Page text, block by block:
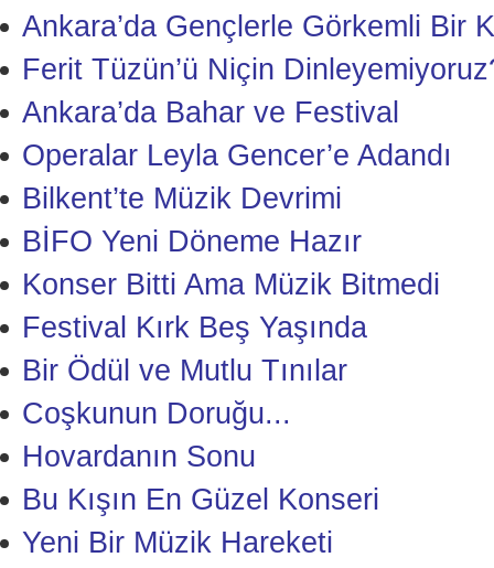
Ankara’da Gençlerle Görkemli Bir
Ferit Tüzün’ü Niçin
Ankara’da Bahar ve Festival
Operalar Leyla Gencer’e Adandı
Bilkent’te Müzik Devrimi
BİFO Yeni Döneme Hazır
Konser Bitti Ama Müzik Bitmedi
Festival Kırk Beş Yaşında
Bir Ödül ve Mutlu Tınılar
Coşkunun Doruğu...
Hovardanın Sonu
Bu Kışın En Güzel Konseri
Yeni Bir Müzik Hareketi